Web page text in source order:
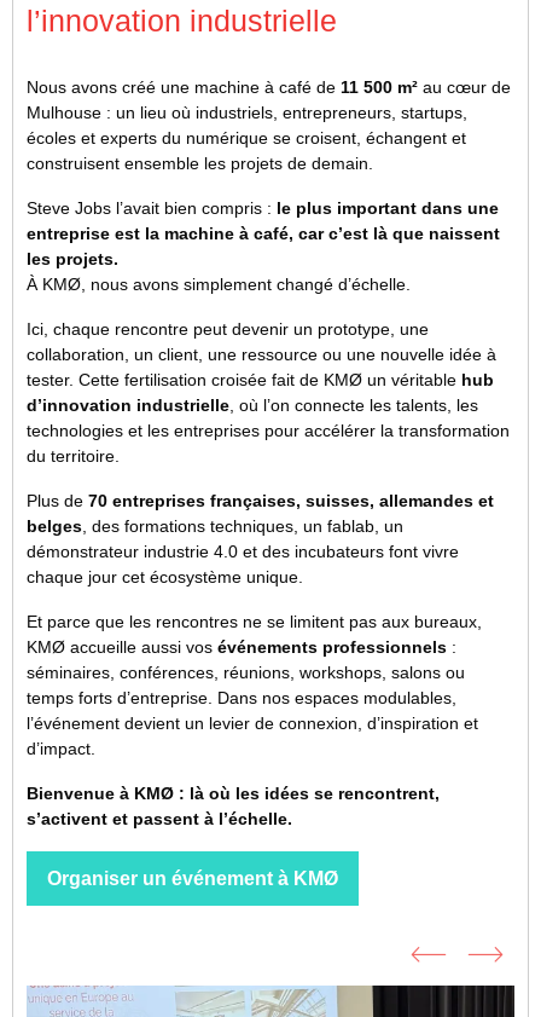
l’innovation industrielle
Nous avons créé une machine à café de 11 500 m² au cœur de
Mulhouse : un lieu où industriels, entrepreneurs, startups,
écoles et experts du numérique se croisent, échangent et
construisent ensemble les projets de demain.
Steve Jobs l’avait bien compris : le plus important dans une
entreprise est la machine à café, car c’est là que naissent
les projets.
À KMØ, nous avons simplement changé d’échelle.
Ici, chaque rencontre peut devenir un prototype, une
collaboration, un client, une ressource ou une nouvelle idée à
tester. Cette fertilisation croisée fait de KMØ un véritable hub
d’innovation industrielle , où l’on connecte les talents, les
technologies et les entreprises pour accélérer la transformation
du territoire.
Plus de 70 entreprises françaises, suisses, allemandes et
belges , des formations techniques, un fablab, un
démonstrateur industrie 4.0 et des incubateurs font vivre
chaque jour cet écosystème unique.
Et parce que les rencontres ne se limitent pas aux bureaux,
KMØ accueille aussi vos événements professionnels :
séminaires, conférences, réunions, workshops, salons ou
temps forts d’entreprise. Dans nos espaces modulables,
l’événement devient un levier de connexion, d’inspiration et
d’impact.
Bienvenue à KMØ : là où les idées se rencontrent,
s’activent et passent à l’échelle.
Organiser un événement à KMØ